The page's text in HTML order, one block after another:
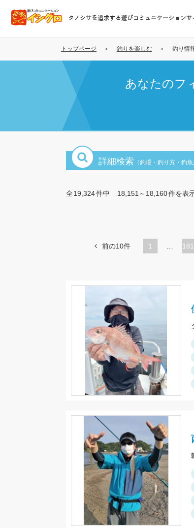
コ
テ
タノシサを追求する遊びコミュニケーションサ
トップページ 釣りを楽しむ 釣り情
あなたのフ
詳細検索 （釣場・釣り方・釣
全19,324件中 18,151～18,160件を表
前の10件 1
ペ